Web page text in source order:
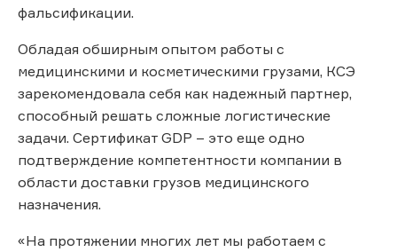
фальсификации.
Обладая обширным опытом работы с
медицинскими и косметическими грузами, КСЭ
зарекомендовала себя как надежный партнер,
способный решать сложные логистические
задачи. Сертификат GDP – это еще одно
подтверждение компетентности компании в
области доставки грузов медицинского
назначения.
«На протяжении многих лет мы работаем с